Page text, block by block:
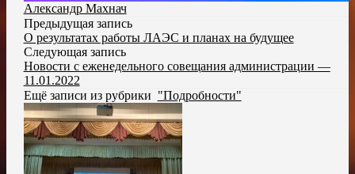
Александр Махнач
Предыдущая запись
О результатах работы ЛАЭС и планах на будущее
Следующая запись
Новости с еженедельного совещания администрации —
11.01.2022
Ещё записи из рубрики "Подробности"